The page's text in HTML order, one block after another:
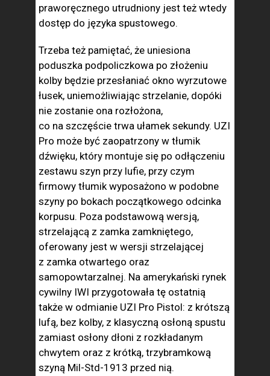
praworęcznego utrudniony jest też wtedy
dostęp do języka spustowego.
Trzeba też pamiętać, że uniesiona
poduszka podpoliczkowa po złożeniu
kolby będzie przesłaniać okno wyrzutowe
łusek, uniemożliwiając strzelanie, dopóki
nie zostanie ona rozłożona,
co na szczęście trwa ułamek sekundy. UZI
Pro może być zaopatrzony w tłumik
dźwięku, który montuje się po odłączeniu
zestawu szyn przy lufie, przy czym
firmowy tłumik wyposażono w podobne
szyny po bokach początkowego odcinka
korpusu. Poza podstawową wersją,
strzelającą z zamka zamkniętego,
oferowany jest w wersji strzelającej
z zamka otwartego oraz
samopowtarzalnej. Na amerykański rynek
cywilny IWI przygotowała tę ostatnią
także w odmianie UZI Pro Pistol: z krótszą
lufą, bez kolby, z klasyczną osłoną spustu
zamiast osłony dłoni z rozkładanym
chwytem oraz z krótką, trzybramkową
szyną Mil-Std-1913 przed nią.